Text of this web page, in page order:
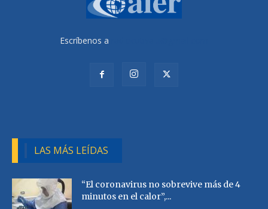
Escríbenos a
LAS MÁS LEÍDAS
“El coronavirus no sobrevive más de 4
minutos en el calor”,...